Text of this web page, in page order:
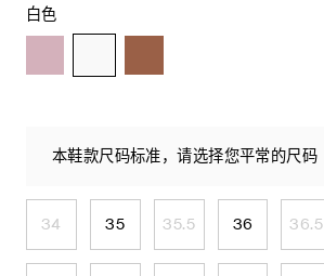
白色
本鞋款尺码标准，请选择您平常的尺码
34 35 35.5 36 36.5